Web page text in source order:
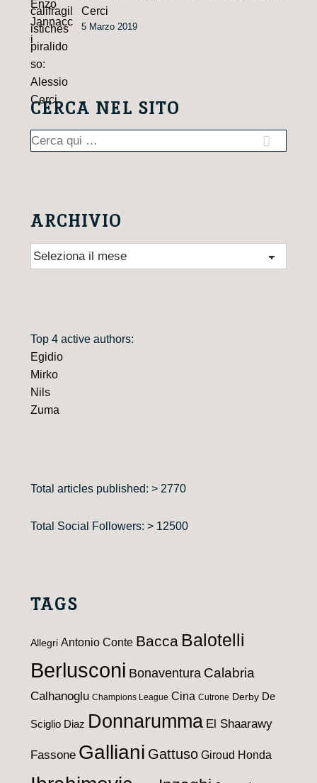
Cerci
5 Marzo 2019
CERCA NEL SITO
Cerca:
ARCHIVIO
Archivio
Top 4 active authors:
Egidio
Mirko
Nils
Zuma
Total articles published: > 2770
Total Social Followers: > 12500
TAGS
Allegri Antonio Conte Bacca Balotelli
Berlusconi Bonaventura Calabria
Calhanoglu Champions League Cina Cutrone Derby De
Sciglio Diaz Donnarumma El Shaarawy
Fassone Galliani Gattuso Giroud Honda